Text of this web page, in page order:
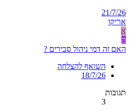
21/7/26
אריקו
א
ה
האם זה דמי ניהול סבירים ?
השואף להצלחה
18/7/26
תגובות
3